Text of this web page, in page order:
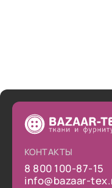
КОНТАКТЫ
8 800 100-87-15
info@bazaar-